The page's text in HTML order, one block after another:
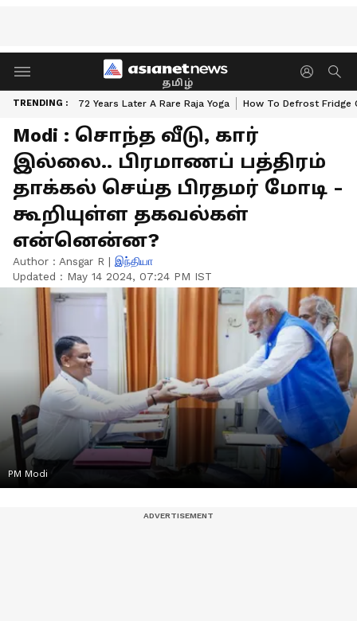
தமிழ்
TRENDING : 72 Years Later A Rare Raja Yoga How To Defrost Fridge
Modi : சொந்த வீடு, கார்
இல்லை.. பிரமாணப் பத்திரம்
தாக்கல் செய்த பிரதமர் மோடி -
கூறியுள்ள தகவல்கள்
என்னென்ன?
Author : Ansgar R | இந்தியா
Updated : May 14 2024, 07:24 PM IST
PM Modi